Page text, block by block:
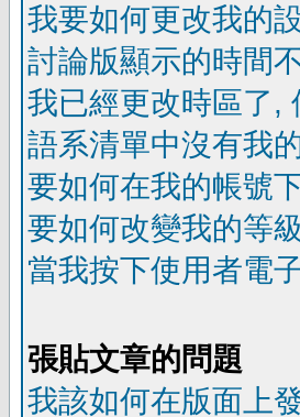
我要如何更改我的
討論版顯示的時間
我已經更改時區了,
語系清單中沒有我
要如何在我的帳號
要如何改變我的等
當我按下使用者電
張貼文章的問題
我該如何在版面上